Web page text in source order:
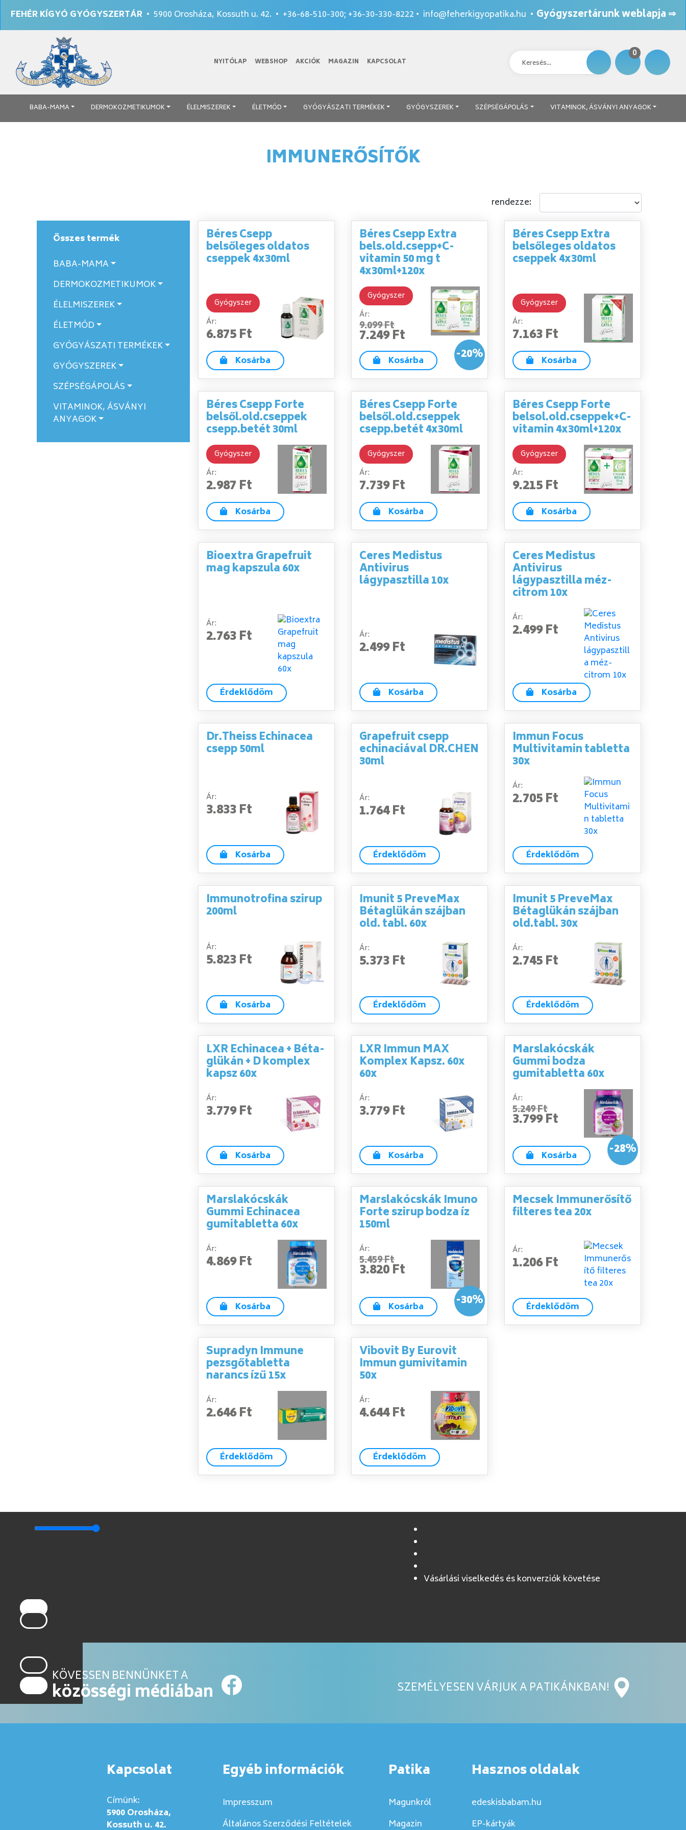
FEHÉR KÍGYÓ GYÓGYSZERTÁR• 5900 Orosháza, Kossuth u. 42. • +36-68-510-300; +36-30-330-8222 • info@feherkigyopatika.hu • Gyógyszertárunk weblapja ⇒
NYITÓLAP WEBSHOP AKCIÓK MAGAZIN KAPCSOLAT
0
BABA-MAMA DERMOKOZMETIKUMOK ÉLELMISZEREK ÉLETMÓD GYÓGYÁSZATI TERMÉKEK GYÓGYSZEREK SZÉPSÉGÁPOLÁS VITAMINOK, ÁSVÁNYI ANYAGOK
IMMUNERŐSÍTŐK
rendezze:
Összes termék
BABA-MAMA
DERMOKOZMETIKUMOK
ÉLELMISZEREK
ÉLETMÓD
GYÓGYÁSZATI TERMÉKEK
GYÓGYSZEREK
SZÉPSÉGÁPOLÁS
VITAMINOK, ÁSVÁNYI
ANYAGOK
Béres Csepp
belsőleges oldatos
cseppek 4x30ml
Gyógyszer
Ár:
6.875 Ft
Kosárba
Béres Csepp Extra
bels.old.csepp+C-
vitamin 50 mg t
4x30ml+120x
Gyógyszer
Ár:
9.099 Ft
7.249 Ft
Kosárba -20%
Béres Csepp Extra
belsőleges oldatos
cseppek 4x30ml
Gyógyszer
Ár:
7.163 Ft
Kosárba
Béres Csepp Forte
belsől.old.cseppek
csepp.betét 30ml
Gyógyszer
Ár:
2.987 Ft
Kosárba
Béres Csepp Forte
belsől.old.cseppek
csepp.betét 4x30ml
Gyógyszer
Ár:
7.739 Ft
Kosárba
Béres Csepp Forte
belsol.old.cseppek+C-
vitamin 4x30ml+120x
Gyógyszer
Ár:
9.215 Ft
Kosárba
Bioextra Grapefruit
mag kapszula 60x
Ár:
2.763 Ft
Érdeklődöm
Ceres Medistus
Antivirus
lágypasztilla 10x
Ár:
2.499 Ft
Kosárba
Ceres Medistus
Antivirus
lágypasztilla méz-
citrom 10x
Ár:
2.499 Ft
Kosárba
Dr.Theiss Echinacea
csepp 50ml
Ár:
3.833 Ft
Kosárba
Grapefruit csepp
echinaciával DR.CHEN
30ml
Ár:
1.764 Ft
Érdeklődöm
Immun Focus
Multivitamin tabletta
30x
Ár:
2.705 Ft
Érdeklődöm
Immunotrofina szirup
200ml
Ár:
5.823 Ft
Kosárba
Imunit 5 PreveMax
Bétaglükán szájban
old. tabl. 60x
Ár:
5.373 Ft
Érdeklődöm
Imunit 5 PreveMax
Bétaglükán szájban
old.tabl. 30x
Ár:
2.745 Ft
Érdeklődöm
LXR Echinacea + Béta-
glükán + D komplex
kapsz 60x
Ár:
3.779 Ft
Kosárba
LXR Immun MAX
Komplex Kapsz. 60x
60x
Ár:
3.779 Ft
Kosárba
Marslakócskák
Gummi bodza
gumitabletta 60x
Ár:
5.249 Ft
3.799 Ft
Kosárba -28%
Marslakócskák
Gummi Echinacea
gumitabletta 60x
Ár:
4.869 Ft
Kosárba
Marslakócskák Imuno
Forte szirup bodza íz
150ml
Ár:
5.459 Ft
3.820 Ft
Kosárba -30%
Mecsek Immunerősítő
filteres tea 20x
Ár:
1.206 Ft
Érdeklődöm
Supradyn Immune
pezsgőtabletta
narancs ízű 15x
Ár:
2.646 Ft
Érdeklődöm
Vibovit By Eurovit
Immun gumivitamin
50x
Ár:
4.644 Ft
Érdeklődöm
Vásárlási viselkedés és konverziók követése
KÖVESSEN BENNÜNKET A
közösségi médiában SZEMÉLYESEN VÁRJUK A PATIKÁNKBAN!
Kapcsolat
Címünk:
5900 Orosháza,
Kossuth u. 42.
Egyéb információk
Impresszum
Általános Szerződési Feltételek
Patika
Magunkról
Magazin
Hasznos oldalak
edeskisbabam.hu
EP-kártyák